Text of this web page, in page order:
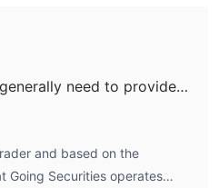
do not match the third-party
platforms like MetaTrader 4
both of which are globally
to me
requires not only technical
transparent environment
Without clear details on
Which documents do I generally need to provide in order to process my initial withdrawal with Going Securities?
and based on the
Going Securities operates